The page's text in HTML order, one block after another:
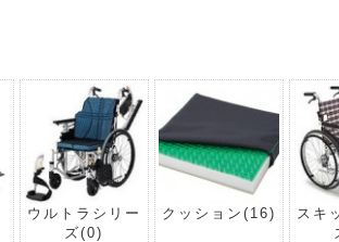
ウルトラシリー
ズ(0)
クッション (16)
スキ